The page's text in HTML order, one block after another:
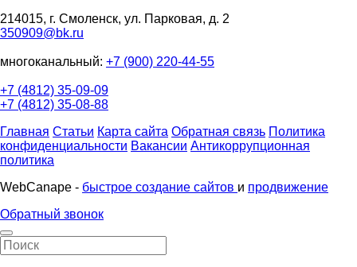
214015, г. Смоленск, ул. Парковая, д. 2
350909@bk.ru
многоканальный: +7 (900) 220-44-55
+7 (4812) 35-09-09
+7 (4812) 35-08-88
Главная Статьи Карта сайта Обратная связь Политика
конфиденциальности Вакансии Антикоррупционная
политика
WebCanape - быстрое создание сайтов и продвижение
Обратный звонок